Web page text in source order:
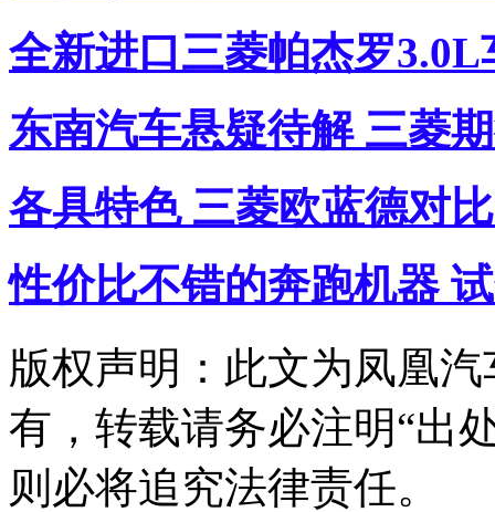
全新进口三菱帕杰罗
东南汽车悬疑待解 三菱
各具特色 三菱欧蓝德对
性价比不错的奔跑机器
版权声明：此文为凤凰
有，转载请务必注明“出
则必将追究法律责任。